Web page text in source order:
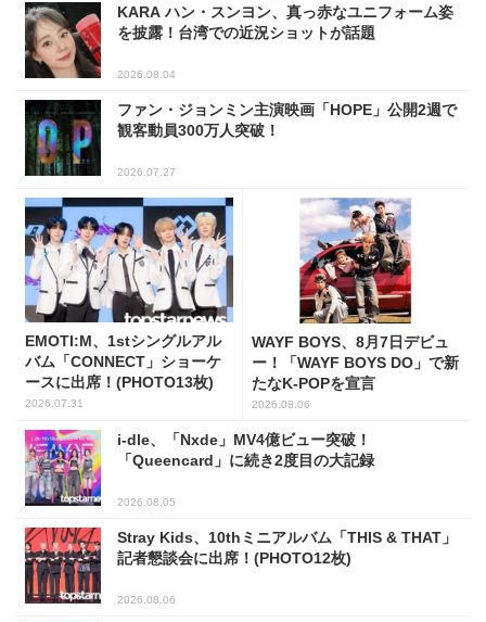
KARA ハン・スンヨン、真っ赤なユニフォーム姿
を披露！台湾での近況ショットが話題
2026.08.04
ファン・ジョンミン主演映画「HOPE」公開2週で
観客動員300万人突破！
2026.07.27
EMOTI:M、1stシングルアル
バム「CONNECT」ショーケ
ースに出席！(PHOTO13枚)
2026.07.31
WAYF BOYS、8月7日デビュ
ー！「WAYF BOYS DO」で新
たなK-POPを宣言
2026.08.06
i-dle、「Nxde」MV4億ビュー突破！
「Queencard」に続き2度目の大記録
2026.08.05
Stray Kids、10thミニアルバム「THIS & THAT」
記者懇談会に出席！(PHOTO12枚)
2026.08.06